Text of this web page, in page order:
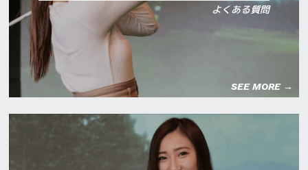
よくある質問
SEE MORE →